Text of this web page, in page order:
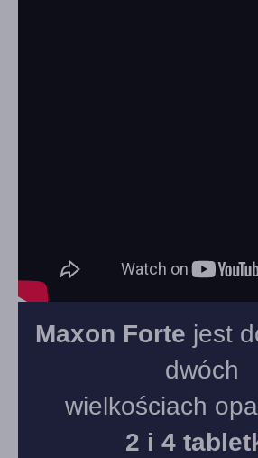
Maxon Forte jest
dwóch
wielkościach
2 i 4